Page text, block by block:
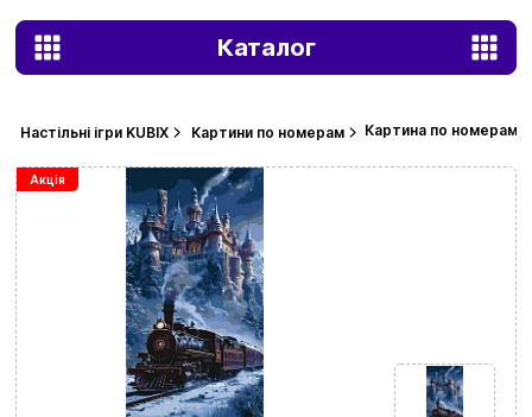
Каталог
Настільні ігри KUBIX Картини по номерам Картина по номерам
Акція